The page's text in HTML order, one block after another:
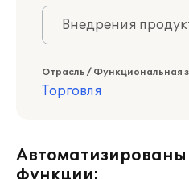
Внедрения
Отрасль / Функциональная
Торговля
функции: